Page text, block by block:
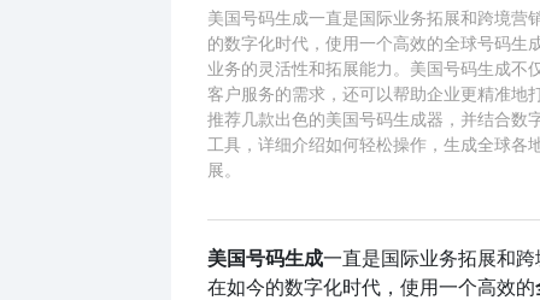
美国号码生成一直是国际业务拓展和跨境营
的数字化时代，使用一个高效的全球号码生
业务的灵活性和拓展能力。美国号码生成不
客户服务的需求，还可以帮助企业更精准地
推荐几款出色的美国号码生成器，并结合数
工具，详细介绍如何轻松操作，生成全球各
展。
美国号码生成一直是国际业务拓展和
在如今的数字化时代，使用一个高效的